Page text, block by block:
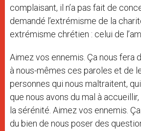
complaisant, il n’a pas fait de
demandé l’extrémisme de la
extrémisme chrétien : celui de
Aimez vos ennemis. Ça nous fera
à nous-mêmes ces paroles et de
personnes qui nous maltraitent,
que nous avons du mal à
la sérénité. Aimez vos ennemis.
du bien de nous poser des